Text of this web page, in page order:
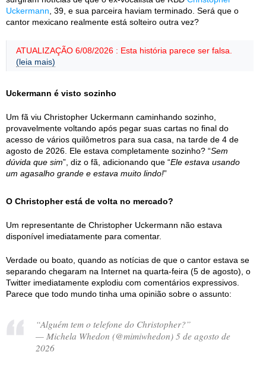
Uckermann , 39, e sua parceira haviam terminado. Será que o
cantor mexicano realmente está solteiro outra vez?
ATUALIZAÇÃO 6/08/2026 : Esta história parece ser falsa.
(leia mais)
Uckermann é visto sozinho
Um fã viu Christopher Uckermann caminhando sozinho,
provavelmente voltando após pegar suas cartas no final do
acesso de vários quilômetros para sua casa, na tarde de 4 de
agosto de 2026. Ele estava completamente sozinho? “Sem
dúvida que sim”, diz o fã, adicionando que “Ele estava usando
um agasalho grande e estava muito lindo!”
O Christopher está de volta no mercado?
Um representante de Christopher Uckermann não estava
disponível imediatamente para comentar.
Verdade ou boato, quando as notícias de que o cantor estava se
separando chegaram na Internet na quarta-feira (5 de agosto), o
Twitter imediatamente explodiu com comentários expressivos.
Parece que todo mundo tinha uma opinião sobre o assunto:
“Alguém tem o telefone do Christopher?”
— Michela Whedon (@mimiwhedon) 5 de agosto de
2026